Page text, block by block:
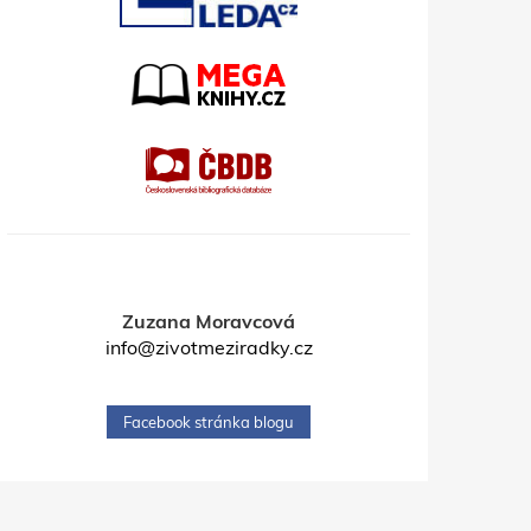
Zuzana Moravcová
info@zivotmeziradky.cz
Facebook stránka blogu